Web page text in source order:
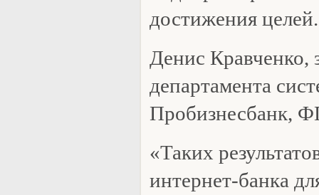
достижения целей.
Денис Кравченко,
департамента
Пробизнесбанк,
«Таких
интернет-банка